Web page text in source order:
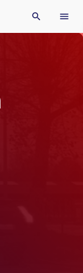
search menu